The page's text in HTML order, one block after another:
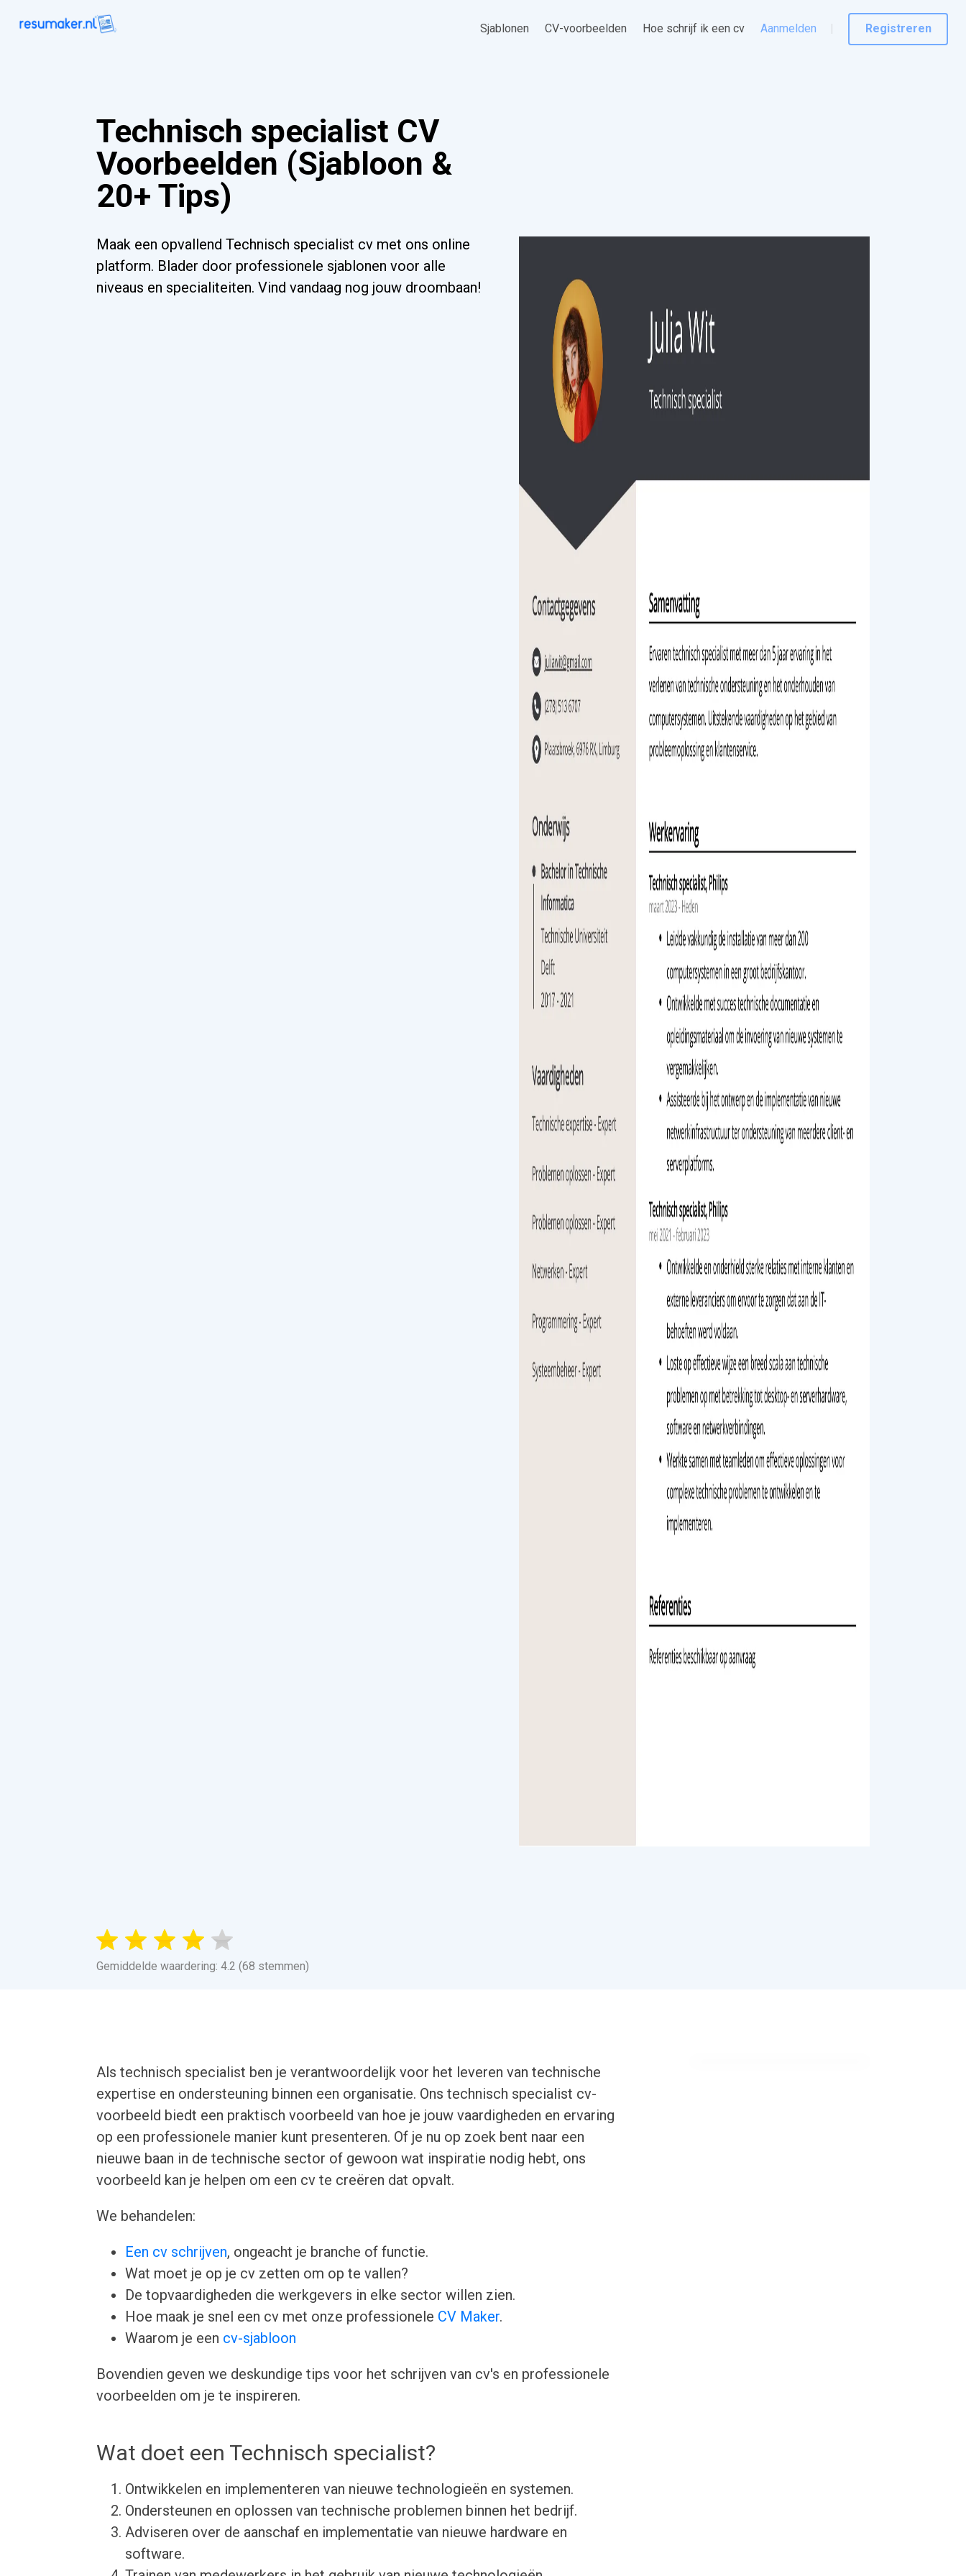
Sjablonen CV-voorbeelden Hoe schrijf ik een cv Aanmelden Registreren
Technisch specialist CV
Voorbeelden (Sjabloon &
20+ Tips)
Maak een opvallend Technisch specialist cv met ons online
platform. Blader door professionele sjablonen voor alle
niveaus en specialiteiten. Vind vandaag nog jouw droombaan!
Gemiddelde waardering: 4.2 (68 stemmen)
Als technisch specialist ben je verantwoordelijk voor het leveren van technische
expertise en ondersteuning binnen een organisatie. Ons technisch specialist cv-
voorbeeld biedt een praktisch voorbeeld van hoe je jouw vaardigheden en ervaring
op een professionele manier kunt presenteren. Of je nu op zoek bent naar een
nieuwe baan in de technische sector of gewoon wat inspiratie nodig hebt, ons
voorbeeld kan je helpen om een cv te creëren dat opvalt.
We behandelen:
Een cv schrijven, ongeacht je branche of functie.
Wat moet je op je cv zetten om op te vallen?
De topvaardigheden die werkgevers in elke sector willen zien.
Hoe maak je snel een cv met onze professionele CV Maker.
Waarom je een cv-sjabloon
Bovendien geven we deskundige tips voor het schrijven van cv's en professionele
voorbeelden om je te inspireren.
Wat doet een Technisch specialist?
Ontwikkelen en implementeren van nieuwe technologieën en systemen.
Ondersteunen en oplossen van technische problemen binnen het bedrijf.
Adviseren over de aanschaf en implementatie van nieuwe hardware en
software.